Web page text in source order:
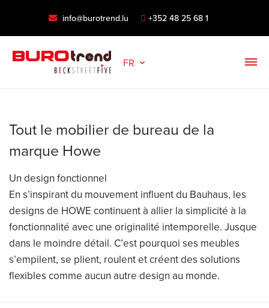
info@burotrend.lu +352 48 25 68 1
FR
Tout le mobilier de bureau de la
marque Howe
Un design fonctionnel
En s’inspirant du mouvement influent du Bauhaus, les
designs de HOWE continuent à allier la simplicité à la
fonctionnalité avec une originalité intemporelle. Jusque
dans le moindre détail. C’est pourquoi ses meubles
s’empilent, se plient, roulent et créent des solutions
flexibles comme aucun autre design au monde.